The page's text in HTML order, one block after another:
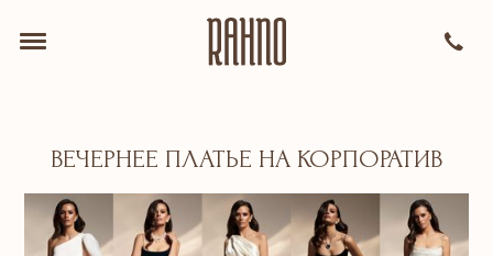
ВЕЧЕРНЕЕ ПЛАТЬЕ НА КОРПОРАТИВ